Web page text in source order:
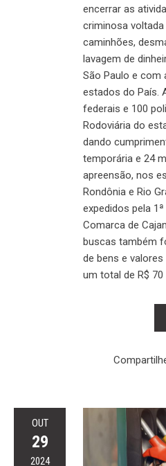
encerrar as
criminosa
caminhões,
lavagem de
São Paulo e com
estados do País.
federais e 100
Rodoviária do
dando
temporária e 24
apreensão, nos
Rondônia e Rio
expedidos pela
Comarca de
buscas também
de bens e
um total de R$ 70
OUT
29
2024